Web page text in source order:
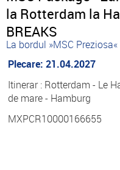
la Rotterdam la
BREAKS
La bordul »MSC Preziosa«
Plecare: 21.04.2027
Itinerar : Rotterdam - Le
de mare - Hamburg
MXPCR10000166655